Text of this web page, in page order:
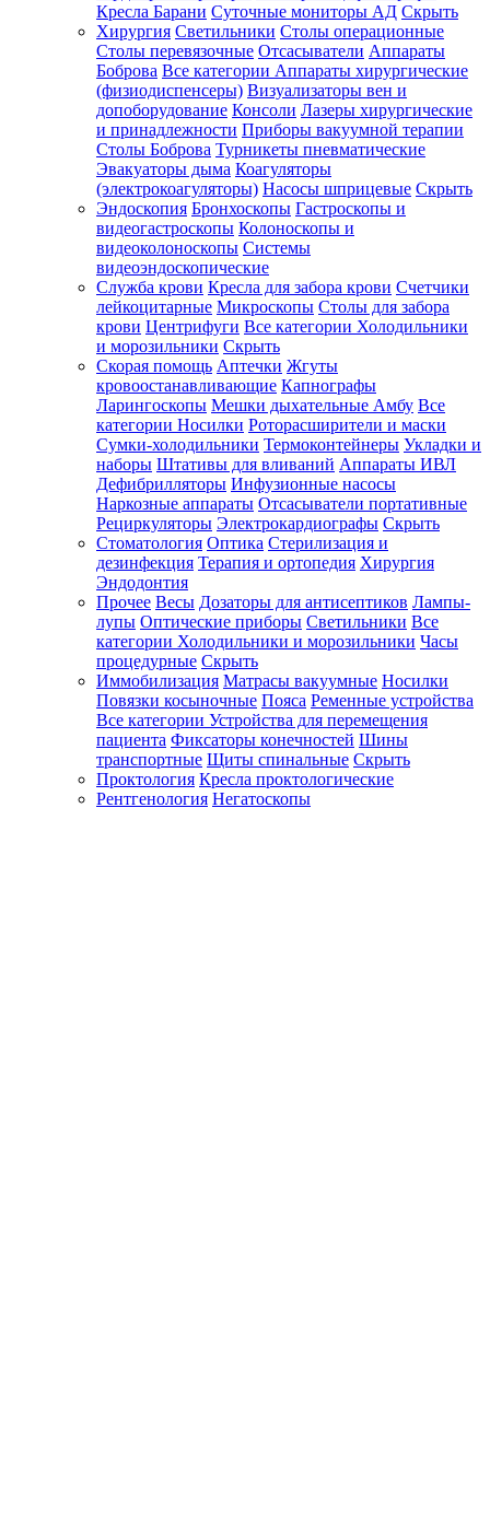
Кресла Барани Суточные мониторы АД Скрыть
Хирургия Светильники Столы операционные
Столы перевязочные Отсасыватели Аппараты
Боброва Все категории Аппараты хирургические
(физиодиспенсеры) Визуализаторы вен и
допоборудование Консоли Лазеры хирургические
и принадлежности Приборы вакуумной терапии
Столы Боброва Турникеты пневматические
Эвакуаторы дыма Коагуляторы
(электрокоагуляторы) Насосы шприцевые Скрыть
Эндоскопия Бронхоскопы Гастроскопы и
видеогастроскопы Колоноскопы и
видеоколоноскопы Системы
видеоэндоскопические
Служба крови Кресла для забора крови Счетчики
лейкоцитарные Микроскопы Столы для забора
крови Центрифуги Все категории Холодильники
и морозильники Скрыть
Скорая помощь Аптечки Жгуты
кровоостанавливающие Капнографы
Ларингоскопы Мешки дыхательные Амбу Все
категории Носилки Роторасширители и маски
Сумки-холодильники Термоконтейнеры Укладки и
наборы Штативы для вливаний Аппараты ИВЛ
Дефибрилляторы Инфузионные насосы
Наркозные аппараты Отсасыватели портативные
Рециркуляторы Электрокардиографы Скрыть
Стоматология Оптика Стерилизация и
дезинфекция Терапия и ортопедия Хирургия
Эндодонтия
Прочее Весы Дозаторы для антисептиков Лампы-
лупы Оптические приборы Светильники Все
категории Холодильники и морозильники Часы
процедурные Скрыть
Иммобилизация Матрасы вакуумные Носилки
Повязки косыночные Пояса Ременные устройства
Все категории Устройства для перемещения
пациента Фиксаторы конечностей Шины
транспортные Щиты спинальные Скрыть
Проктология Кресла проктологические
Рентгенология Негатоскопы